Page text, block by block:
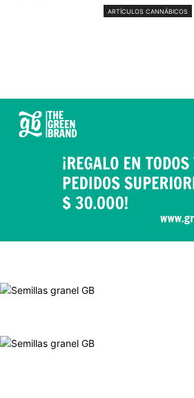
ARTÍCULOS CANNÁBICOS